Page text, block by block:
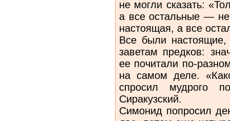
не могли сказать:
а все остальные —
настоящая, а все
Все были настоящие,
заветам предков:
ее почитали по-
на самом деле.
спросил мудрого
Сиракузский.
Симонид попросил